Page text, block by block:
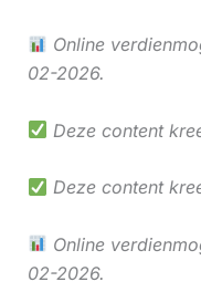
Online
02-2026.
Deze content
Deze content
Online
02-2026.